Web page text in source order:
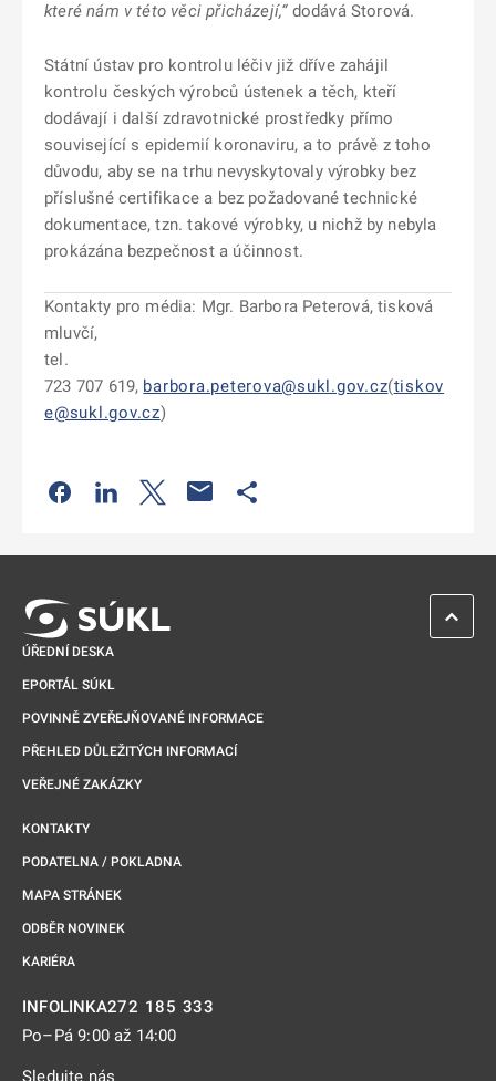
které nám v této věci přicházejí,“dodává Storová.
Státní ústav pro kontrolu léčiv již dříve zahájil
kontrolu českých výrobců ústenek a těch, kteří
dodávají i další zdravotnické prostředky přímo
související s epidemií koronaviru, a to právě z toho
důvodu, aby se na trhu nevyskytovaly výrobky bez
příslušné certifikace a bez požadované technické
dokumentace, tzn. takové výrobky, u nichž by nebyla
prokázána bezpečnost a účinnost.
Kontakty pro média: Mgr. Barbora Peterová, tisková
mluvčí,
tel.
723 707 619, barbora.peterova@sukl.gov.cz(tiskov
e@sukl.gov.cz)
Odkaz se otevře na nové kartě
Odkaz se otevře na nové kartě
Odkaz se otevře na nové kartě
ÚŘEDNÍ DESKA
EPORTÁL SÚKL
POVINNĚ ZVEŘEJŇOVANÉ INFORMACE
PŘEHLED DŮLEŽITÝCH INFORMACÍ
VEŘEJNÉ ZAKÁZKY
KONTAKTY
PODATELNA / POKLADNA
MAPA STRÁNEK
ODBĚR NOVINEK
KARIÉRA
INFOLINKA272 185 333
Po–Pá 9:00 až 14:00
Sledujte nás
ZPĚT